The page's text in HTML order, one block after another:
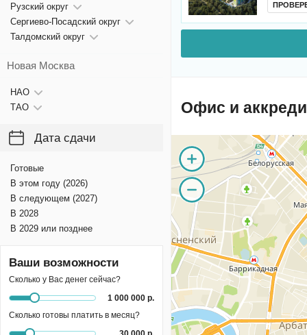
Офис и
Рузский округ
Сергиево-Посадский округ
Талдомский округ
Новая Москва
НАО
ТАО
Дата сдачи
Готовые
В этом году (2026)
В следующем (2027)
В 2028
В 2029 или позднее
Ваши возможности
Сколько у Вас денег сейчас?
1 000 000 р.
Сколько готовы платить в месяц?